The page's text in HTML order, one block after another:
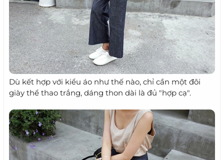
Dù kết hợp với kiểu áo như thế nào, chỉ cần một đôi
giày thể thao trắng, dáng thon dài là đủ "hợp cạ".